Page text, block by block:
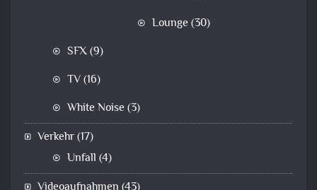
Lounge (30)
SFX(9)
TV(16)
White Noise (3)
Verkehr(17)
Unfall (4)